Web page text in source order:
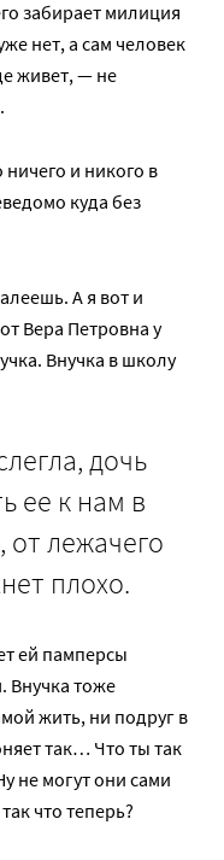
забирает милиция
нет, а сам человек
живет, — не
и никого в
куда без
А я вот и
Вера Петровна у
Внучка в школу
дочь
ее к нам в
от лежачего
плохо.
ей памперсы
Внучка тоже
жить, ни подруг в
так… Что ты так
не могут они сами
что теперь?